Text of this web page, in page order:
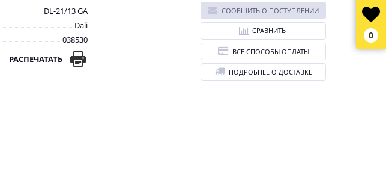
DL-21/13 GA
Dali
038530
РАСПЕЧАТАТЬ
СООБЩИТЬ О ПОСТУПЛЕНИИ
СРАВНИТЬ
ВСЕ СПОСОБЫ ОПЛАТЫ
ПОДРОБНЕЕ О ДОСТАВКЕ
0